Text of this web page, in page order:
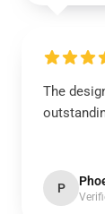
The
P